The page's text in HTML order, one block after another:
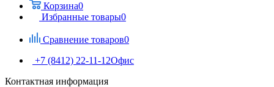
Корзина0
Избранные товары0
Сравнение товаров0
+7 (8412) 22-11-12Офис
Контактная информация